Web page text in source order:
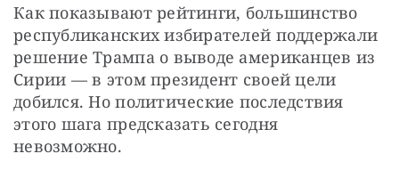
Как показывают рейтинги, большинство
республиканских избирателей поддержали
решение Трампа о выводе американцев из
Сирии — в этом президент своей цели
добился. Но политические последствия
этого шага предсказать сегодня
невозможно.